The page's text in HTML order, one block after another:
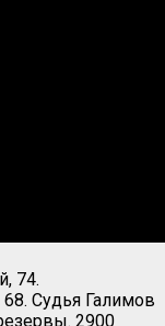
74.
Судья Галимов
2900